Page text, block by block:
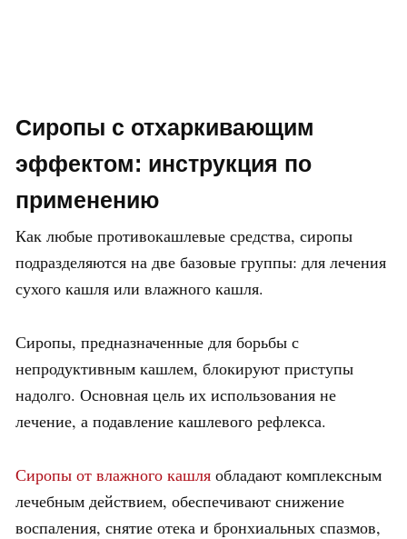
Сиропы с отхаркивающим
эффектом: инструкция по
применению
Как любые противокашлевые средства, сиропы
подразделяются на две базовые группы: для лечения
сухого кашля или влажного кашля.
Сиропы, предназначенные для борьбы с
непродуктивным кашлем, блокируют приступы
надолго. Основная цель их использования не
лечение, а подавление кашлевого рефлекса.
Сиропы от влажного кашля обладают комплексным
лечебным действием, обеспечивают снижение
воспаления, снятие отека и бронхиальных спазмов,